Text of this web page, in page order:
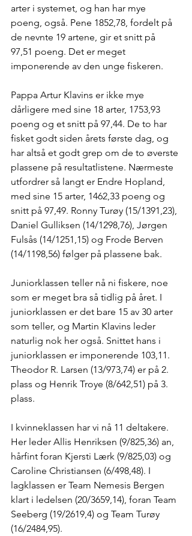
arter i systemet, og han har mye
poeng, også. Pene 1852,78, fordelt på
de nevnte 19 artene, gir et snitt på
97,51 poeng. Det er meget
imponerende av den unge fiskeren.
Pappa Artur Klavins er ikke mye
dårligere med sine 18 arter, 1753,93
poeng og et snitt på 97,44. De to har
fisket godt siden årets første dag, og
har altså et godt grep om de to øverste
plassene på resultatlistene. Nærmeste
utfordrer så langt er Endre Hopland,
med sine 15 arter, 1462,33 poeng og
snitt på 97,49. Ronny Turøy (15/1391,23),
Daniel Gulliksen (14/1298,76), Jørgen
Fulsås (14/1251,15) og Frode Berven
(14/1198,56) følger på plassene bak.
Juniorklassen teller nå ni fiskere, noe
som er meget bra så tidlig på året. I
juniorklassen er det bare 15 av 30 arter
som teller, og Martin Klavins leder
naturlig nok her også. Snittet hans i
juniorklassen er imponerende 103,11.
Theodor R. Larsen (13/973,74) er på 2.
plass og Henrik Troye (8/642,51) på 3.
plass.
I kvinneklassen har vi nå 11 deltakere.
Her leder Allis Henriksen (9/825,36) an,
hårfint foran Kjersti Lærk (9/825,03) og
Caroline Christiansen (6/498,48). I
lagklassen er Team Nemesis Bergen
klart i ledelsen (20/3659,14), foran Team
Seeberg (19/2619,4) og Team Turøy
(16/2484,95).